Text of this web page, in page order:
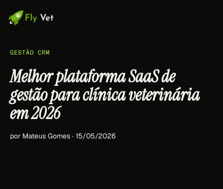
GESTÃO CRM
Melhor plataforma SaaS de
gestão para clínica veterinária
em 2026
por Mateus Gomes · 15/05/2026